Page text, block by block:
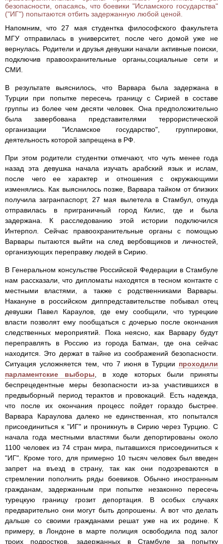
безопасности, опасаясь, что боевики "Исламского государства"
("ИГ") попытаются отбить задержанную любой ценой.
Напомним, что 27 мая студентка философского факультета
МГУ отправилась в университет, после чего домой уже не
вернулась. Родители и друзья девушки начали активные поиски,
подключив правоохранительные органы,социальные сети и
СМИ.
В результате выяснилось, что Варвара была задержана в
Турции при попытке пересечь границу с Сирией в составе
группы из более чем десяти человек. Она предположительно
была завербована представителями террористической
организации "Исламское государство", группировки,
деятельность которой запрещена в РФ.
При этом родители студентки отмечают, что чуть менее года
назад эта девушка начала изучать арабский язык и ислам,
после чего ее характер и отношения с окружающими
изменялись. Как выяснилось позже, Варвара тайком от близких
получила загранпаспорт, 27 мая вылетела в Стамбул, откуда
отправилась в приграничный город Килис, где и была
задержана. К расследованию этой истории подключился
Интерпол. Сейчас правоохранительные органы с помощью
Варвары пытаются выйти на след вербовщиков и личностей,
организующих переправку людей в Сирию.
В Генеральном консульстве Российской Федерации в Стамбуле
нам рассказали, что дипломаты находятся в тесном контакте с
местными властями, а также с родственниками Варвары.
Накануне в российском диппредставительстве побывал отец
девушки Павел Караулов, где ему сообщили, что турецкие
власти позволят ему пообщаться с дочерью после окончания
следственных мероприятий. Пока неясно, как Варвару будут
переправлять в Россию из города Батман, где она сейчас
находится. Это держат в тайне из соображений безопасности.
Ситуация усложняется тем, что 7 июня в Турции проходили
парламентские выборы , в ходе которых были приняты
беспрецедентные меры безопасности из-за участившихся в
предвыборный период терактов и провокаций. Есть надежда,
что после их окончания процесс пойдет гораздо быстрее.
Варвара Караулова далеко не единственная, кто попытался
присоединиться к "ИГ" и проникнуть в Сирию через Турцию. С
начала года местными властями были депортированы около
1100 человек из 74 стран мира, пытавшихся присоединиться к
"ИГ". Кроме того, для примерно 10 тысяч человек был введен
запрет на въезд в страну, так как они подозреваются в
стремлении пополнить ряды боевиков. Обычно иностранным
гражданам, задержанным при попытке незаконно пересечь
турецкую границу грозит депортация. В особых случаях
предварительно они могут быть допрошены. А вот что делать
дальше со своими гражданами решат уже на их родине. К
примеру, в Лондоне в марте полиция освободила под залог
троих подростков, задержанных в Стамбуле за попытку